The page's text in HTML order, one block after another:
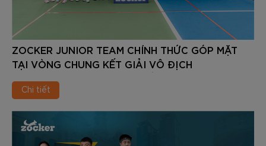
ZOCKER JUNIOR TEAM CHÍNH THỨC GÓP MẶT
TẠI VÒNG CHUNG KẾT GIẢI VÔ ĐỊCH
PICKLEBALL TRẺ TOÀN QUỐC 2026
Chi tiết